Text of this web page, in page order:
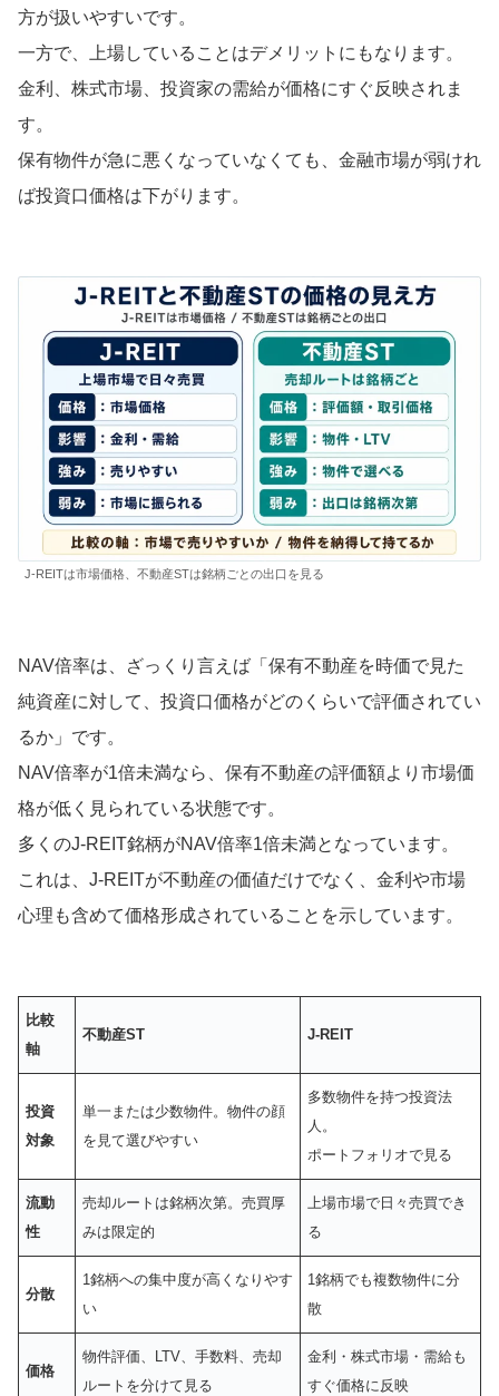
方が扱いやすいです。
一方で、上場していることはデメリットにもなります。
金利、株式市場、投資家の需給が価格にすぐ反映されま
す。
保有物件が急に悪くなっていなくても、金融市場が弱けれ
ば投資口価格は下がります。
J-REITは市場価格、不動産STは銘柄ごとの出口を見る
NAV倍率は、ざっくり言えば「保有不動産を時価で見た
純資産に対して、投資口価格がどのくらいで評価されてい
るか」です。
NAV倍率が1倍未満なら、保有不動産の評価額より市場価
格が低く見られている状態です。
多くのJ-REIT銘柄がNAV倍率1倍未満となっています。
これは、J-REITが不動産の価値だけでなく、金利や市場
心理も含めて価格形成されていることを示しています。
比較
軸
不動産ST J-REIT
投資
対象
単一または少数物件。物件の顔
を見て選びやすい
多数物件を持つ投資法
人。
ポートフォリオで見る
流動
性
売却ルートは銘柄次第。売買厚
みは限定的
上場市場で日々売買でき
る
分散
1銘柄への集中度が高くなりやす
い
1銘柄でも複数物件に分
散
価格
物件評価、LTV、手数料、売却
ルートを分けて見る
金利・株式市場・需給も
すぐ価格に反映